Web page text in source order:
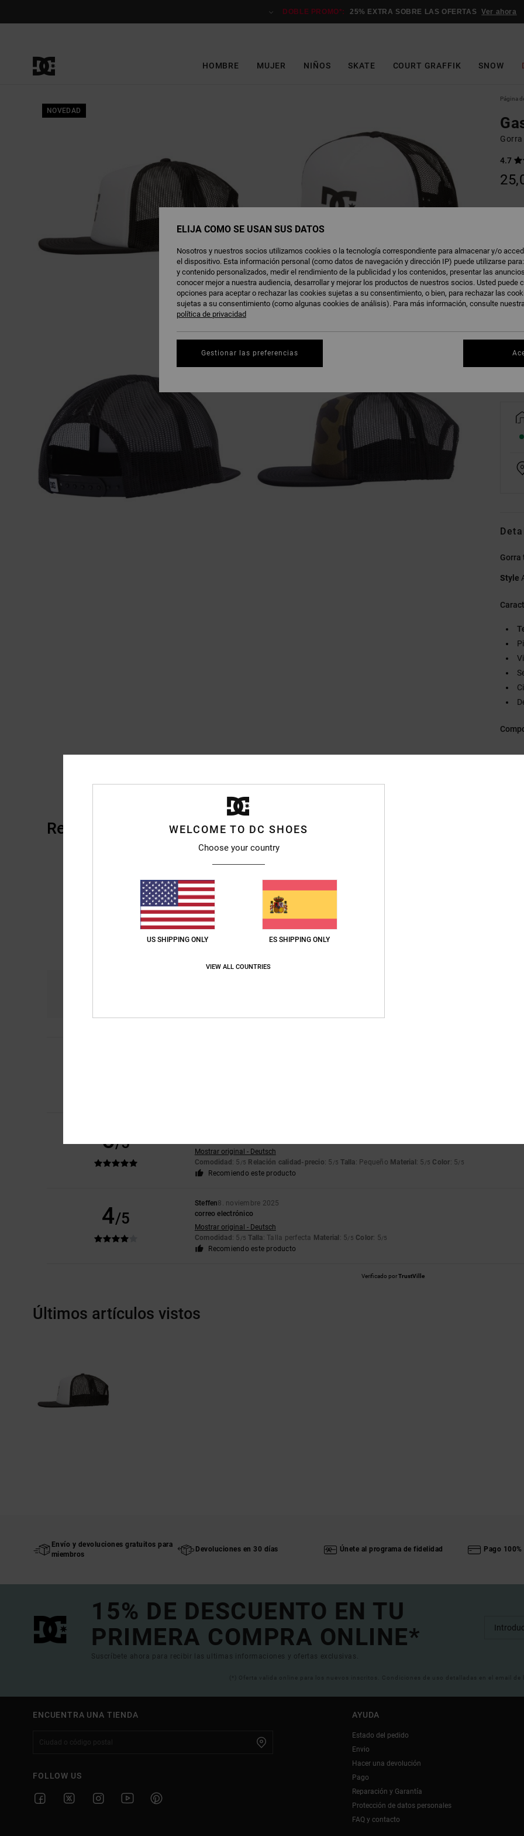
DOBLE PROMO*: 25% EXTRA SOBRE LAS OFERTAS Ver ahora
HOMBRE MUJER NIÑOS SKATE COURT GRAFFIK SNOW
NOVEDAD
Página
4.7
Gorra
Style
Reseñas de los clientes
basado en
5/5
Mostrar original - Deutsch
Comodidad : 5 /5 Relación calidad-precio: 5 /5 Talla: Pequeño Material : 5 /5 Color: 5/5
Recomiendo este producto
4/5
Steffen8. noviembre 2025
correo electrónico
Mostrar original - Deutsch
Comodidad : 5 /5 Talla: Talla perfecta Material : 5/5 Color: 5/5
Recomiendo este producto
Verificado porTrustVille
Últimos artículos vistos
Envío y devoluciones gratuitos para
miembros
Devoluciones en 30 días Únete al programa de fidelidad Pago
15% DE DESCUENTO EN TU
PRIMERA COMPRA ONLINE*
Suscríbete ahora para recibir las ultimas informaciones y ofertas exclusivas.
(*) Oferta valida online para los nuevos inscritos. Condiciones de uso detalladas en el email de
ENCUENTRA UNA TIENDA
FOLLOW US
AYUDA
Estado del pedido
Envio
Hacer una devolución
Pago
Reparación y Garantía
Protección de datos personales
FAQ y contacto
WELCOME TO DC SHOES
Choose your country
US SHIPPING ONLY ES SHIPPING ONLY
VIEW ALL COUNTRIES
ELIJA CÓMO SE USAN SUS DATOS
Nosotros y nuestros socios utilizamos cookies o la tecnología correspondiente para almacenar y/o
el dispositivo. Esta información personal (como datos de navegación y dirección IP) puede utilizarse
y contenido personalizados, medir el rendimiento de la publicidad y los contenidos, presentar las
conocer mejor a nuestra audiencia, desarrollar y mejorar los productos de nuestros socios. Usted puede
opciones para aceptar o rechazar las cookies sujetas a su consentimiento, o bien, para rechazar las
sujetas a su consentimiento (como algunas cookies de análisis). Para más información, consulte
política de privacidad
Gestionar las preferencias